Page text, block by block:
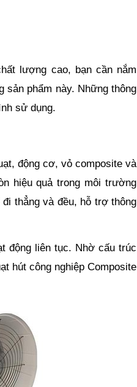
lượng cao, bạn cần nắm
phẩm này. Những thông
sử dụng.
động cơ, vỏ composite và
hiệu quả trong môi trường
thẳng và đều, hỗ trợ thông
động liên tục. Nhờ cấu trúc
hút công nghiệp Composite